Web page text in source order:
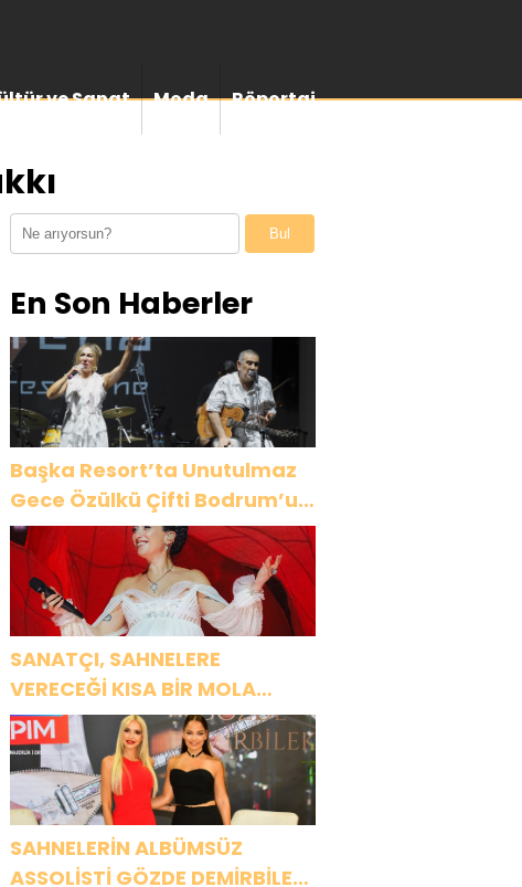
ve Sanat Moda Röportaj
Bul
En Son Haberler
Başka Resort’ta Unutulmaz
Gece Özülkü Çifti Bodrum’u
Büyüledi
SANATÇI, SAHNELERE
VERECEĞİ KISA BİR MOLA
ÖNCESİ 13 AĞUSTOS’TA SON
KEZ HARBİYE’DE OLACAK!
SAHNELERİN ALBÜMSÜZ
ASSOLİSTİ GÖZDE DEMİRBİLEK,